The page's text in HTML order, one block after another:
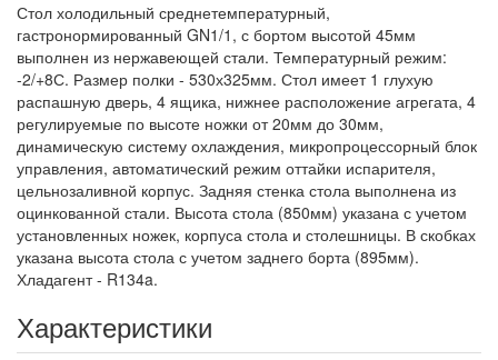
Стол холодильный среднетемпературный,
гастронормированный GN1/1, с бортом высотой 45мм
выполнен из нержавеющей стали. Температурный режим:
-2/+8С. Размер полки - 530х325мм. Стол имеет 1 глухую
распашную дверь, 4 ящика, нижнее расположение агрегата, 4
регулируемые по высоте ножки от 20мм до 30мм,
динамическую систему охлаждения, микропроцессорный блок
управления, автоматический режим оттайки испарителя,
цельнозаливной корпус. Задняя стенка стола выполнена из
оцинкованной стали. Высота стола (850мм) указана с учетом
установленных ножек, корпуса стола и столешницы. В скобках
указана высота стола с учетом заднего борта (895мм).
Хладагент - R134a.
Характеристики